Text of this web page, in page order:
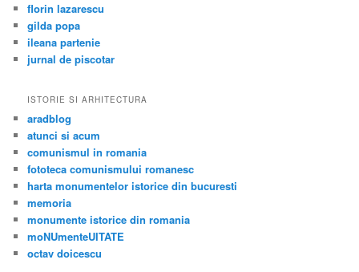
florin lazarescu
gilda popa
ileana partenie
jurnal de piscotar
ISTORIE SI ARHITECTURA
aradblog
atunci si acum
comunismul in romania
fototeca comunismului romanesc
harta monumentelor istorice din bucuresti
memoria
monumente istorice din romania
moNUmenteUITATE
octav doicescu